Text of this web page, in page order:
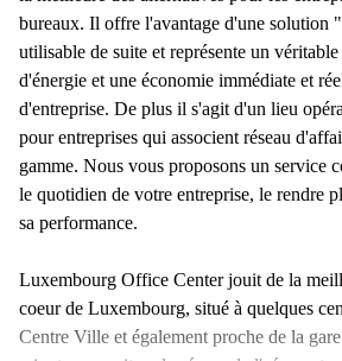
bureaux. Il offre l'avantage d'une solution
utilisable de suite et représente un
d'énergie et une économie immédiate et
d'entreprise. De plus il s'agit d'un lieu
pour entreprises qui associent réseau
gamme. Nous vous proposons un service
le quotidien de votre entreprise, le rendre
sa performance.
Luxembourg Office Center jouit de la
coeur de Luxembourg, situé à quelques
Centre Ville et également proche de la